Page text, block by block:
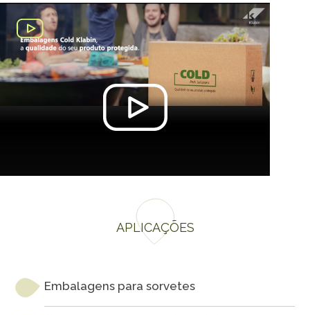
APLICAÇÕES
Embalagens para sorvetes